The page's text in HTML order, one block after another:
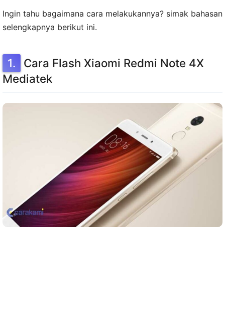
Ingin tahu bagaimana cara melakukannya? simak bahasan
selengkapnya berikut ini.
Cara Flash Xiaomi Redmi Note 4X
Mediatek